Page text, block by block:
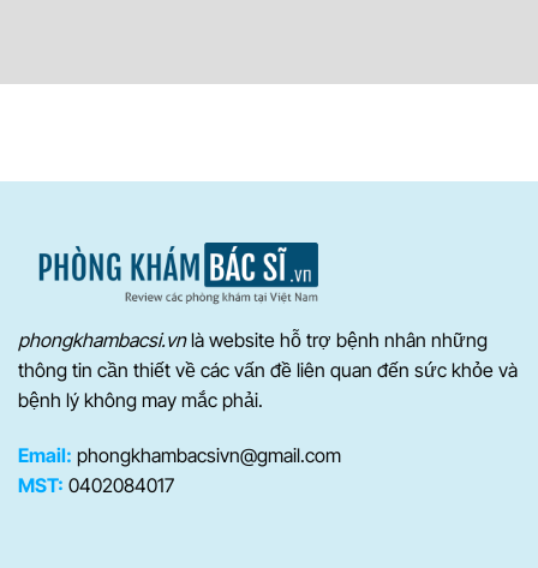
phongkhambacsi.vnlà website hỗ trợ bệnh nhân những
thông tin cần thiết về các vấn đề liên quan đến sức khỏe và
bệnh lý không may mắc phải.
Email: phongkhambacsivn@gmail.com
MST: 0402084017